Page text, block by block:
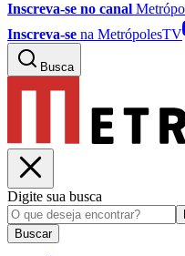
Inscreva-se no canal
Inscreva-se na MetrópolesTV
Busca
Digite sua busca
Buscar